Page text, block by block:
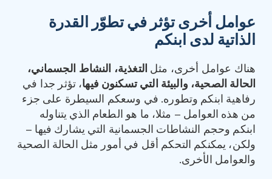
عوامل أخرى تؤثر في تطوّر القدرة
الذاتية لدى ابنكم
هناك عوامل أخرى، مثل التغذية، النشاط الجسماني،
الحالة الصحية، والبيئة التي تسكنون فيها، تؤثر جدا في
رفاهية ابنكم وتطوره. في وسعكم السيطرة على جزء
من هذه العوامل – مثلا، ما هو الطعام الذي يتناوله
ابنكم وحجم النشاطات الجسمانية التي يشارك فيها –
ولكن، يمكنكم التحكم أقل في أمور مثل الحالة الصحية
والعوامل الأخرى.